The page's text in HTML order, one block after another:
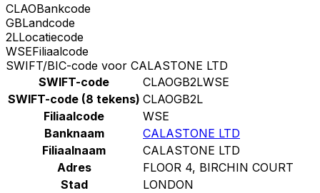
CLAOBankcode
GBLandcode
2LLocatiecode
WSEFiliaalcode
SWIFT/BIC-code voor CALASTONE LTD
SWIFT-code
CLAOGB2LWSE
SWIFT-code (8 tekens) CLAOGB2L
Filiaalcode
WSE
Banknaam
CALASTONE LTD
Filiaalnaam
CALASTONE LTD
Adres
FLOOR 4, BIRCHIN COURT
Stad
LONDON